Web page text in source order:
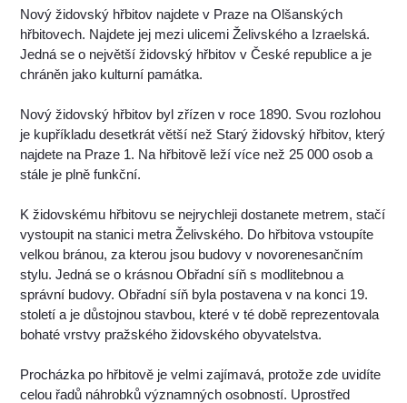
Nový židovský hřbitov najdete v Praze na Olšanských
hřbitovech. Najdete jej mezi ulicemi Želivského a Izraelská.
Jedná se o největší židovský hřbitov v České republice a je
chráněn jako kulturní památka.
Nový židovský hřbitov byl zřízen v roce 1890. Svou rozlohou
je kupříkladu desetkrát větší než Starý židovský hřbitov, který
najdete na Praze 1. Na hřbitově leží více než 25 000 osob a
stále je plně funkční.
K židovskému hřbitovu se nejrychleji dostanete metrem, stačí
vystoupit na stanici metra Želivského. Do hřbitova vstoupíte
velkou bránou, za kterou jsou budovy v novorenesančním
stylu. Jedná se o krásnou Obřadní síň s modlitebnou a
správní budovy. Obřadní síň byla postavena v na konci 19.
století a je důstojnou stavbou, které v té době reprezentovala
bohaté vrstvy pražského židovského obyvatelstva.
Procházka po hřbitově je velmi zajímavá, protože zde uvidíte
celou řadů náhrobků významných osobností. Uprostřed